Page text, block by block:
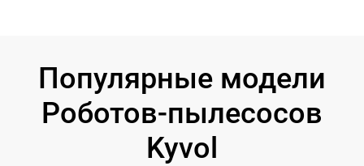
Популярные модели
Роботов-пылесосов
Kyvol